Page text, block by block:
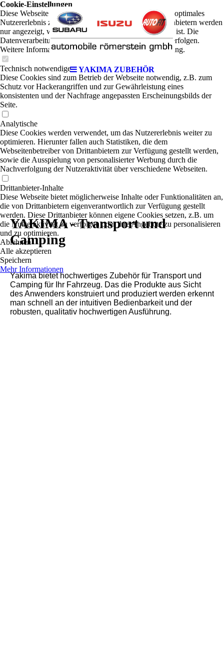
YAKIMA ZUBEHÖR
YAKIMA - Transport und
Camping
Yakima bietet hochwertiges Zubehör für Transport und
Camping für Ihr Fahrzeug. Das die Produkte aus Sicht
des Anwenders konstruiert und produziert werden erkennt
man schnell an der intuitiven Bedienbarkeit und der
robusten, qualitativ hochwertigen Ausführung.
Cookie-Einstellungen
Diese Webseite verwendet Cookies, um Besuchern ein optimales
Nutzererlebnis zu bieten. Bestimmte Inhalte von Drittanbietern werden
nur angezeigt, wenn die entsprechende Option aktiviert ist. Die
Datenverarbeitung kann dann auch in einem Drittland erfolgen.
Weitere Informationen hierzu in der Datenschutzerklärung.
Technisch notwendige
Diese Cookies sind zum Betrieb der Webseite notwendig, z.B. zum
Schutz vor Hackerangriffen und zur Gewährleistung eines
konsistenten und der Nachfrage angepassten Erscheinungsbilds der
Seite.
Analytische
Diese Cookies werden verwendet, um das Nutzererlebnis weiter zu
optimieren. Hierunter fallen auch Statistiken, die dem
Webseitenbetreiber von Drittanbietern zur Verfügung gestellt werden,
sowie die Ausspielung von personalisierter Werbung durch die
Nachverfolgung der Nutzeraktivität über verschiedene Webseiten.
Drittanbieter-Inhalte
Diese Webseite bietet möglicherweise Inhalte oder Funktionalitäten an,
die von Drittanbietern eigenverantwortlich zur Verfügung gestellt
werden. Diese Drittanbieter können eigene Cookies setzen, z.B. um
die Nutzeraktivität zu verfolgen oder ihre Angebote zu personalisieren
und zu optimieren.
Ablehnen
Alle akzeptieren
Speichern
Mehr Informationen